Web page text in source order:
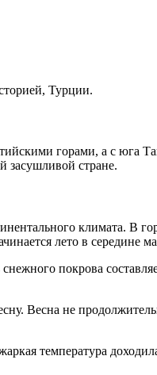
Турции.
горами, а с юга
засушливой стране.
климата. В
лето в середине
покрова
Весна не
температура